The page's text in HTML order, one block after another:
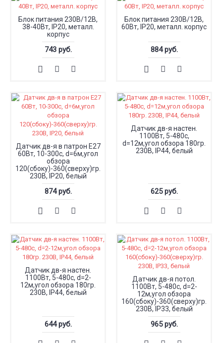
Блок питания 230В/12В,
38-40Вт, IP20, металл.
корпус
743 руб.
Блок питания 230В/12В,
60Вт, IP20, металл. корпус
884 руб.
Датчик дв-я в патрон Е27
60Вт, 10-300с, d=6м,угол
обзора
120(сбоку)-360(сверху)гр.
230В, IP20, белый
874 руб.
Датчик дв-я настен.
1100Вт, 5-480с,
d=12м,угол обзора 180гр.
230В, IP44, белый
625 руб.
Датчик дв-я настен.
1100Вт, 5-480с, d=2-
12м,угол обзора 180гр.
230В, IP44, белый
644 руб.
Датчик дв-я потол.
1100Вт, 5-480с, d=2-
12м,угол обзора
160(сбоку)-360(сверху)гр.
230В, IP33, белый
965 руб.